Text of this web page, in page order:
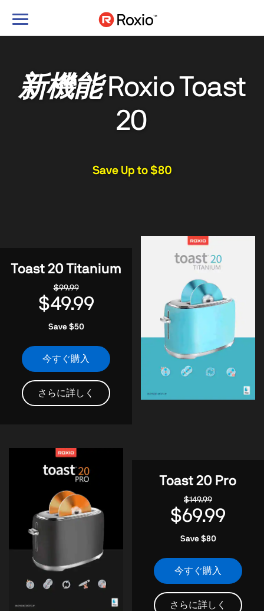
ナ
シ
ョ
ン
新機能Roxio Toast
20
Save Up to $80
Toast 20 Titanium
$99.99
$49.99
Save $50
今すぐ購入
さらに詳しく
Toast 20 Pro
$149.99
$69.99
Save $80
今すぐ購入
さらに詳しく